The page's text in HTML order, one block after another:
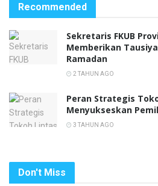
Recommended
Sekretaris FKUB
Memberikan
Ramadan
2 TAHUN AGO
Peran Strategis
Menyukseskan
3 TAHUN AGO
Don't Miss